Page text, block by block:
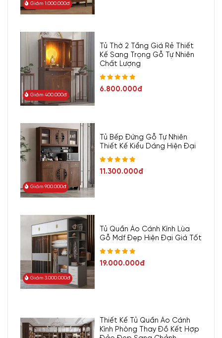
Giảm 1.000.000đ
Giảm 400.000đ
Tủ Thờ 2 Tầng Giá Rẻ Thiết
Kế Sang Trọng Gỗ Tự Nhiên
Chất Lượng
6.800.000đ
Giảm 900.000đ
Tủ Bếp Đứng Gỗ Tự Nhiên
Thiết Kế Kiểu Dáng Hiện Đại
11.300.000đ
Giảm 3.000.000đ
Tủ Quần Áo Cánh Kính Lùa
Gỗ Mdf Đẹp Hiện Đại Giá Tốt
19.000.000đ
Thiết Kế Tủ Quần Áo Cánh
Kính Phòng Thay Đồ Kết Hợp